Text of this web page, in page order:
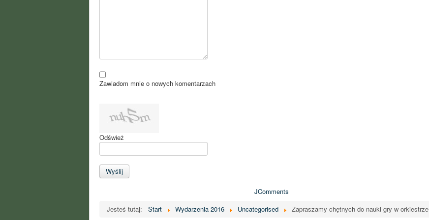
Zawiadom mnie o nowych komentarzach
Odśwież
Wyślij
JComments
Jesteś tutaj:
Start Wydarzenia 2016 Uncategorised Zapraszamy chętnych do nauki gry w orkiestrze